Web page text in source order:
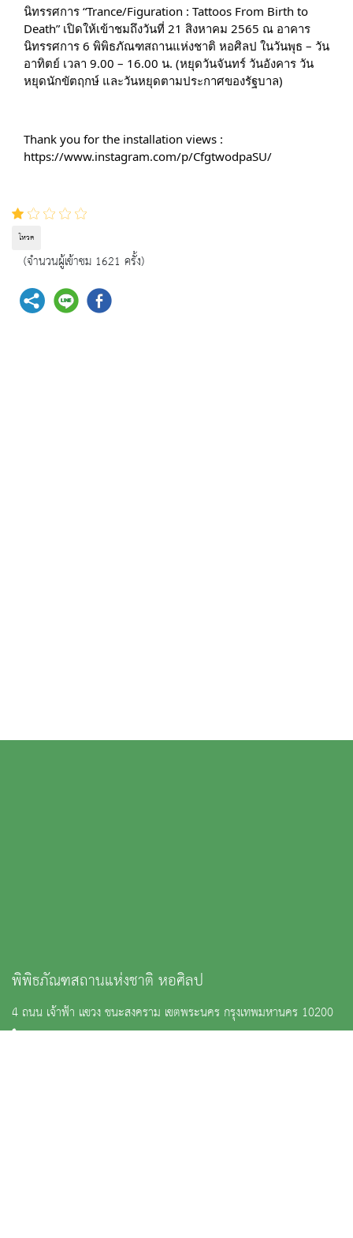
นิทรรศการ “Trance/Figuration : Tattoos From Birth to
Death” เปิดให้เข้าชมถึงวันที่ 21 สิงหาคม 2565 ณ อาคาร
นิทรรศการ 6 พิพิธภัณฑสถานแห่งชาติ หอศิลป ในวันพุธ – วัน
อาทิตย์ เวลา 9.00 – 16.00 น. (หยุดวันจันทร์ วันอังคาร วัน
หยุดนักขัตฤกษ์ และวันหยุดตามประกาศของรัฐบาล)
https://www.instagram.com/p/CfgtwodpaSU/
โหวต
(จำนวนผู้เข้าชม 1621 ครั้ง)
พิพิธภัณฑสถานแห่งชาติ หอศิลป
4 ถนน เจ้าฟ้า แขวง ชนะสงคราม เขตพระนคร กรุงเทพมหานคร 10200